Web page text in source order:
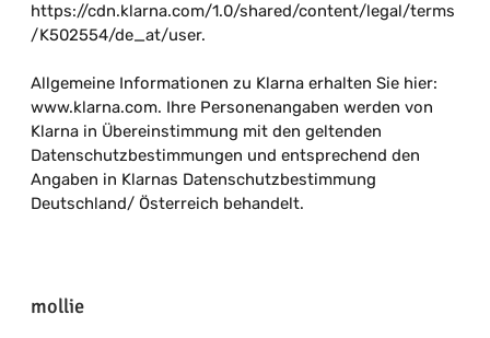
https://cdn.klarna.com/1.0/shared/content/legal/terms
/K502554/de_at/user.
Allgemeine Informationen zu Klarna erhalten Sie hier:
www.klarna.com. Ihre Personenangaben werden von
Klarna in Übereinstimmung mit den geltenden
Datenschutzbestimmungen und entsprechend den
Angaben in Klarnas Datenschutzbestimmung
Deutschland/ Österreich behandelt.
mollie